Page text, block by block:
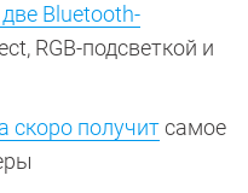
Bluetooth-
RGB-подсветкой и
скоро получитсамое